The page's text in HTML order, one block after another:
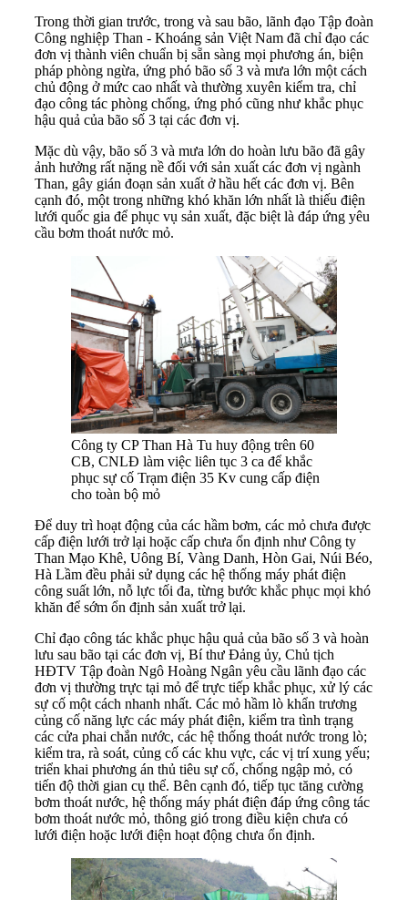
Trong thời gian trước, trong và sau bão, lãnh đạo Tập đoàn
Công nghiệp Than - Khoáng sản Việt Nam đã chỉ đạo các
đơn vị thành viên chuẩn bị sẵn sàng mọi phương án, biện
pháp phòng ngừa, ứng phó bão số 3 và mưa lớn một cách
chủ động ở mức cao nhất và thường xuyên kiểm tra, chỉ
đạo công tác phòng chống, ứng phó cũng như khắc phục
hậu quả của bão số 3 tại các đơn vị.
Mặc dù vậy, bão số 3 và mưa lớn do hoàn lưu bão đã gây
ảnh hưởng rất nặng nề đối với sản xuất các đơn vị ngành
Than, gây gián đoạn sản xuất ở hầu hết các đơn vị. Bên
cạnh đó, một trong những khó khăn lớn nhất là thiếu điện
lưới quốc gia để phục vụ sản xuất, đặc biệt là đáp ứng yêu
cầu bơm thoát nước mỏ.
Công ty CP Than Hà Tu huy động trên 60
CB, CNLĐ làm việc liên tục 3 ca để khắc
phục sự cố Trạm điện 35 Kv cung cấp điện
cho toàn bộ mỏ
Để duy trì hoạt động của các hầm bơm, các mỏ chưa được
cấp điện lưới trở lại hoặc cấp chưa ổn định như Công ty
Than Mạo Khê, Uông Bí, Vàng Danh, Hòn Gai, Núi Béo,
Hà Lầm đều phải sử dụng các hệ thống máy phát điện
công suất lớn, nỗ lực tối đa, từng bước khắc phục mọi khó
khăn để sớm ổn định sản xuất trở lại.
Chỉ đạo công tác khắc phục hậu quả của bão số 3 và hoàn
lưu sau bão tại các đơn vị, Bí thư Đảng ủy, Chủ tịch
HĐTV Tập đoàn Ngô Hoàng Ngân yêu cầu lãnh đạo các
đơn vị thường trực tại mỏ để trực tiếp khắc phục, xử lý các
sự cố một cách nhanh nhất. Các mỏ hầm lò khẩn trương
củng cố năng lực các máy phát điện, kiểm tra tình trạng
các cửa phai chắn nước, các hệ thống thoát nước trong lò;
kiểm tra, rà soát, củng cố các khu vực, các vị trí xung yếu;
triển khai phương án thủ tiêu sự cố, chống ngập mỏ, có
tiến độ thời gian cụ thể. Bên cạnh đó, tiếp tục tăng cường
bơm thoát nước, hệ thống máy phát điện đáp ứng công tác
bơm thoát nước mỏ, thông gió trong điều kiện chưa có
lưới điện hoặc lưới điện hoạt động chưa ổn định.